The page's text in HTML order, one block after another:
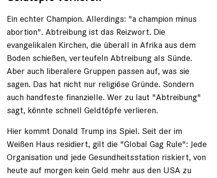
Ein echter Champion. Allerdings: "a champion minus
abortion". Abtreibung ist das Reizwort. Die
evangelikalen Kirchen, die überall in Afrika aus dem
Boden schießen, verteufeln Abtreibung als Sünde.
Aber auch liberalere Gruppen passen auf, was sie
sagen. Das hat nicht nur religiöse Gründe. Sondern
auch handfeste finanzielle. Wer zu laut "Abtreibung"
sagt, könnte schnell Geldtöpfe verlieren.
Hier kommt Donald Trump ins Spiel. Seit der im
Weißen Haus resi­diert, gilt die "Global Gag Rule": ­Jede
­Organisation und jede Gesundheitsstation riskiert, von
heute auf morgen kein Geld mehr aus den USA zu